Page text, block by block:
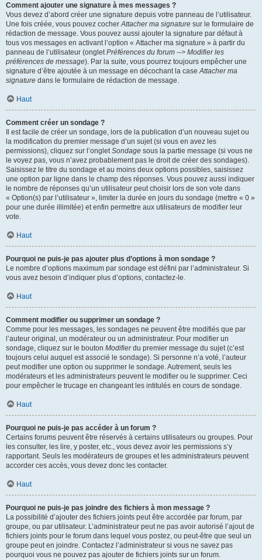
Comment ajouter une signature à mes messages ?
Vous devez d’abord créer une signature depuis votre panneau de l’utilisateur.
Une fois créée, vous pouvez cocher Attacher ma signature sur le formulaire de
rédaction de message. Vous pouvez aussi ajouter la signature par défaut à
tous vos messages en activant l’option « Attacher ma signature » à partir du
panneau de l’utilisateur (onglet Préférences du forum --> Modifier les
préférences de message). Par la suite, vous pourrez toujours empêcher une
signature d’être ajoutée à un message en décochant la case Attacher ma
signature dans le formulaire de rédaction de message.
Haut
Comment créer un sondage ?
Il est facile de créer un sondage, lors de la publication d’un nouveau sujet ou
la modification du premier message d’un sujet (si vous en avez les
permissions), cliquez sur l’onglet Sondage sous la partie message (si vous ne
le voyez pas, vous n’avez probablement pas le droit de créer des sondages).
Saisissez le titre du sondage et au moins deux options possibles, saisissez
une option par ligne dans le champ des réponses. Vous pouvez aussi indiquer
le nombre de réponses qu’un utilisateur peut choisir lors de son vote dans
« Option(s) par l’utilisateur », limiter la durée en jours du sondage (mettre « 0 »
pour une durée illimitée) et enfin permettre aux utilisateurs de modifier leur
vote.
Haut
Pourquoi ne puis-je pas ajouter plus d’options à mon sondage ?
Le nombre d’options maximum par sondage est défini par l’administrateur. Si
vous avez besoin d’indiquer plus d’options, contactez-le.
Haut
Comment modifier ou supprimer un sondage ?
Comme pour les messages, les sondages ne peuvent être modifiés que par
l’auteur original, un modérateur ou un administrateur. Pour modifier un
sondage, cliquez sur le bouton Modifierdu premier message du sujet (c’est
toujours celui auquel est associé le sondage). Si personne n’a voté, l’auteur
peut modifier une option ou supprimer le sondage. Autrement, seuls les
modérateurs et les administrateurs peuvent le modifier ou le supprimer. Ceci
pour empêcher le trucage en changeant les intitulés en cours de sondage.
Haut
Pourquoi ne puis-je pas accéder à un forum ?
Certains forums peuvent être réservés à certains utilisateurs ou groupes. Pour
les consulter, les lire, y poster, etc., vous devez avoir les permissions s’y
rapportant. Seuls les modérateurs de groupes et les administrateurs peuvent
accorder ces accès, vous devez donc les contacter.
Haut
Pourquoi ne puis-je pas joindre des fichiers à mon message ?
La possibilité d’ajouter des fichiers joints peut être accordée par forum, par
groupe, ou par utilisateur. L’administrateur peut ne pas avoir autorisé l’ajout de
fichiers joints pour le forum dans lequel vous postez, ou peut-être que seul un
groupe peut en joindre. Contactez l’administrateur si vous ne savez pas
pourquoi vous ne pouvez pas ajouter de fichiers joints sur un forum.